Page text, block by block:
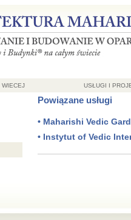
WIECEJ USŁUGI I
Powiązane usługi
• Maharishi Vedic
• Instytut of Vedic